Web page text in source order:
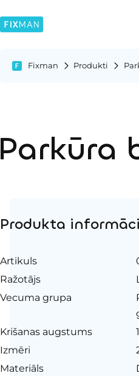
Fixman Produkti
Produkta
Artikuls
Ražotājs
Vecuma grupa
Krišanas augstums
Izmēri
Materiāls